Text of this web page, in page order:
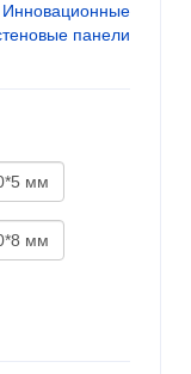
Инновационные
панели
мм
мм